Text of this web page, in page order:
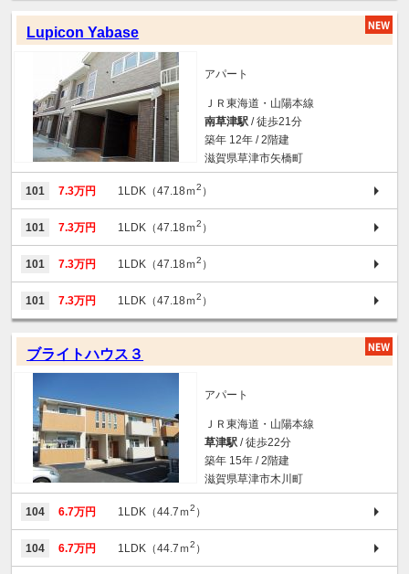
Lupicon Yabase
アパート
ＪＲ東海道・山陽本線
南草津駅 / 徒歩21分
築年 12年 / 2階建
滋賀県草津市矢橋町
101 7.3万円 1LDK（47.18ｍ2 ）
101 7.3万円 1LDK（47.18ｍ2 ）
101 7.3万円 1LDK（47.18ｍ2 ）
101 7.3万円 1LDK（47.18ｍ2 ）
ブライトハウス３
アパート
ＪＲ東海道・山陽本線
草津駅 / 徒歩22分
築年 15年 / 2階建
滋賀県草津市木川町
104 6.7万円 1LDK（44.7ｍ2 ）
104 6.7万円 1LDK（44.7ｍ2 ）